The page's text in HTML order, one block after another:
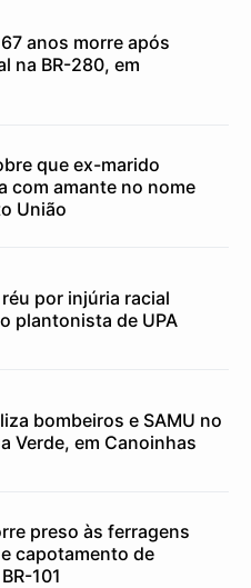
anos morre após
na BR-280, em
que ex-marido
com amante no nome
União
por injúria racial
plantonista de UPA
bombeiros e SAMU no
Verde, em Canoinhas
preso às ferragens
capotamento de
101